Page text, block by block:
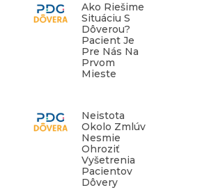
Ako Riešime
Situáciu S
Dôverou?
Pacient Je
Pre Nás Na
Prvom
Mieste
Neistota
Okolo Zmlúv
Nesmie
Ohroziť
Vyšetrenia
Pacientov
Dôvery